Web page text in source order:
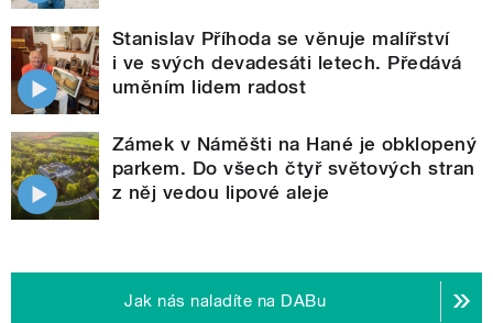
Stanislav Příhoda se věnuje malířství
i ve svých devadesáti letech. Předává
uměním lidem radost
Zámek v Náměšti na Hané je obklopený
parkem. Do všech čtyř světových stran
z něj vedou lipové aleje
Jak nás naladíte na DABu